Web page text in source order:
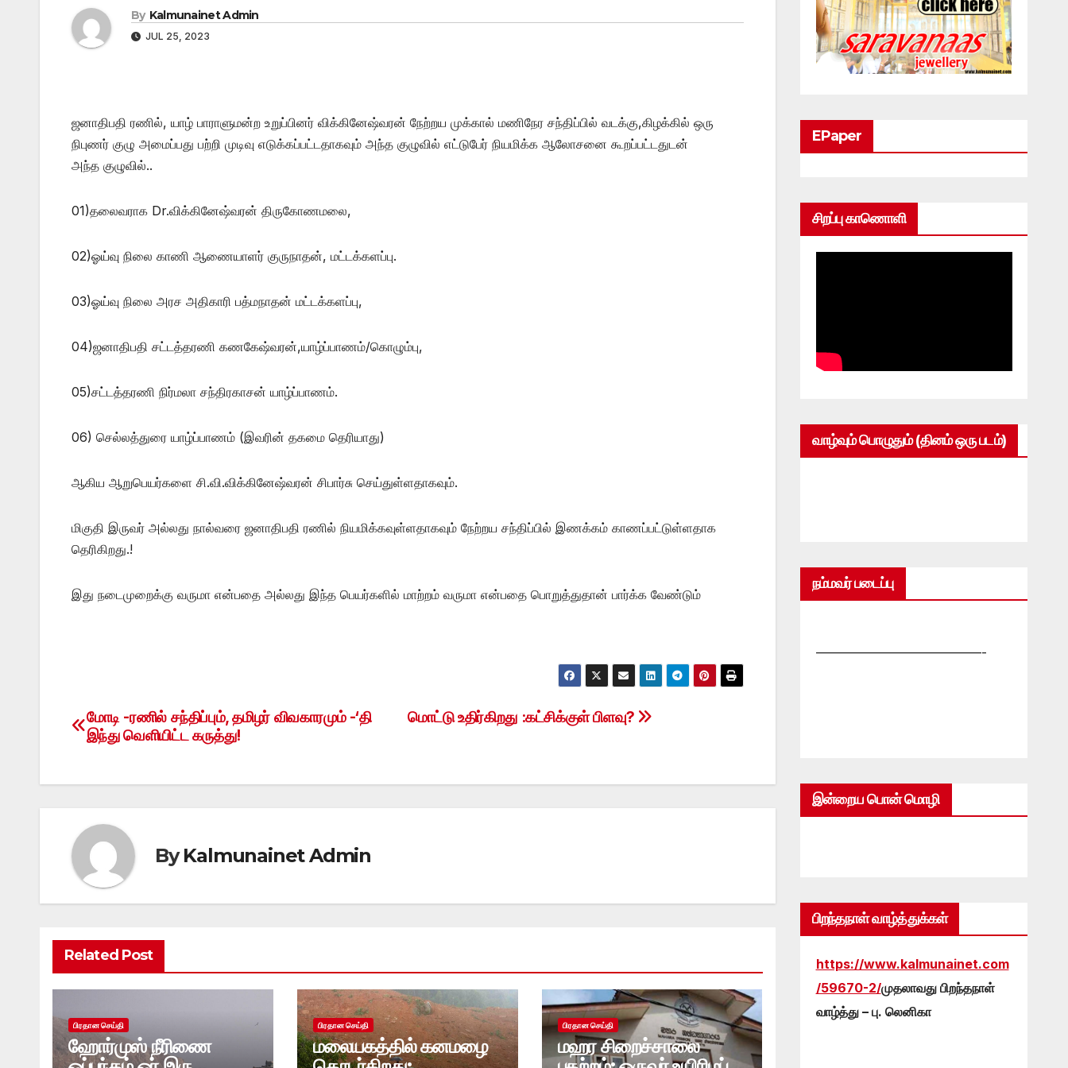
By Kalmunainet Admin
JUL 25, 2023
ஜனாதிபதி ரணில், யாழ் பாராளுமன்ற உறுப்பினர் விக்கினேஷ்வரன் நேற்றய முக்கால் மணிநேர சந்திப்பில் வடக்கு,கிழக்கில் ஒரு
நிபுணர் குழு அமைப்பது பற்றி முடிவு எடுக்கப்பட்டதாகவும் அந்த குழுவில் எட்டுபேர் நியமிக்க ஆலோசனை கூறப்பட்டதுடன்
அந்த குழுவில்..
01)தலைவராக Dr.விக்கினேஷ்வரன் திருகோணமலை,
02)ஓய்வு நிலை காணி ஆணையாளர் குருநாதன், மட்டக்களப்பு.
03)ஓய்வு நிலை அரச அதிகாரி பத்மநாதன் மட்டக்களப்பு,
04)ஜனாதிபதி சட்டத்தரணி கணகேஷ்வரன்,யாழ்ப்பாணம்/கொழும்பு,
05)சட்டத்தரணி நிர்மலா சந்திரகாசன் யாழ்ப்பாணம்.
06) செல்லத்துரை யாழ்ப்பாணம் (இவரின் தகமை தெரியாது)
ஆகிய ஆறுபெயர்களை சி.வி.விக்கினேஷ்வரன் சிபார்சு செய்துள்ளதாகவும்.
மிகுதி இருவர் அல்லது நால்வரை ஜனாதிபதி ரணில் நியமிக்கவுள்ளதாகவும் நேற்றய சந்திப்பில் இணக்கம் காணப்பட்டுள்ளதாக
தெரிகிறது.!
இது நடைமுறைக்கு வருமா என்பதை அல்லது இந்த பெயர்களில் மாற்றம் வருமா என்பதை பொறுத்துதான் பார்க்க வேண்டும்
Post
மொட்டு உதிர்கிறது :கட்சிக்குள் பிளவு?
மோடி -ரணில் சந்திப்பும், தமிழர் விவகாரமும் -‘தி
இந்து வெளியிட்ட கருத்து!
ByKalmunainet Admin
Related Post
பிரதான செய்தி
ஹோர்முஸ் நீரிணை
பிரதான செய்தி
மலையகத்தில் கனமழை
பிரதான செய்தி
மஹர சிறைச்சாலை
EPaper
சிறப்பு காணொளி
வாழ்வும் பொழுதும் (தினம் ஒரு படம்)
நம்மவர் படைப்பு
—————————————-
இன்றைய பொன் மொழி
பிறந்தநாள் வாழ்த்துக்கள்
https://www.kalmunainet.com
/59670-2/முதலாவது பிறந்தநாள்
வாழ்த்து – பு. லெனிகா